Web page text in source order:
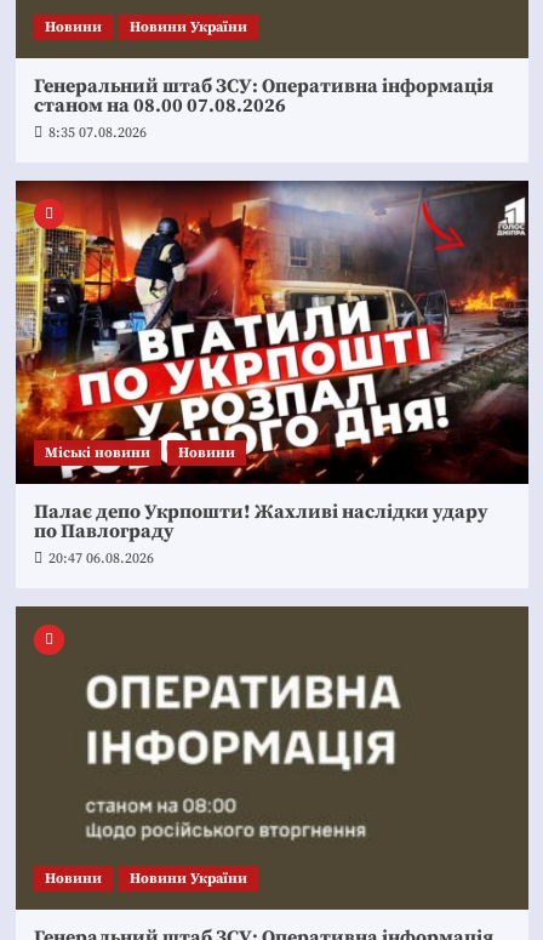
Новини Новини України
Генеральний штаб ЗСУ: Оперативна інформація
станом на 08.00 07.08.2026
8:35 07.08.2026
Mіські новини Новини
Палає депо Укрпошти! Жахливі наслідки удару
по Павлограду
20:47 06.08.2026
Новини Новини України